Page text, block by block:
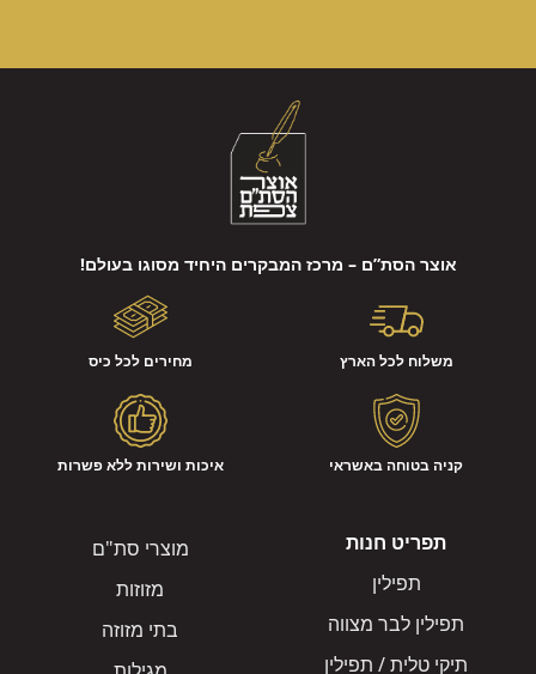
אוצר הסת”ם – מרכז המבקרים היחיד מסוגו בעולם!
משלוח לכל הארץ מחירים לכל כיס
קניה בטוחה באשראי איכות ושירות ללא פשרות
תפריט חנות
תפילין
תפילין לבר מצווה
תיקי טלית / תפילין
מוצרי סת"ם
מזוזות
בתי מזוזה